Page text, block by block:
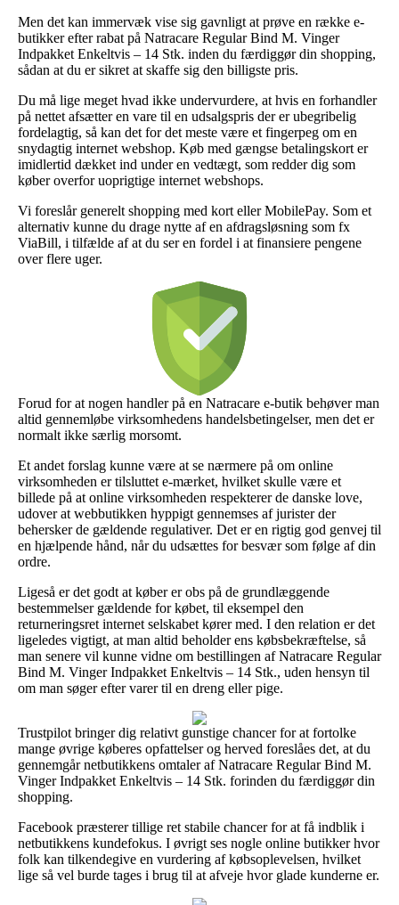
Men det kan immervæk vise sig gavnligt at prøve en række e-
butikker efter rabat på Natracare Regular Bind M. Vinger
Indpakket Enkeltvis – 14 Stk. inden du færdiggør din shopping,
sådan at du er sikret at skaffe sig den billigste pris.
Du må lige meget hvad ikke undervurdere, at hvis en forhandler
på nettet afsætter en vare til en udsalgspris der er ubegribelig
fordelagtig, så kan det for det meste være et fingerpeg om en
snydagtig internet webshop. Køb med gængse betalingskort er
imidlertid dækket ind under en vedtægt, som redder dig som
køber overfor uoprigtige internet webshops.
Vi foreslår generelt shopping med kort eller MobilePay. Som et
alternativ kunne du drage nytte af en afdragsløsning som fx
ViaBill, i tilfælde af at du ser en fordel i at finansiere pengene
over flere uger.
Forud for at nogen handler på en Natracare e-butik behøver man
altid gennemløbe virksomhedens handelsbetingelser, men det er
normalt ikke særlig morsomt.
Et andet forslag kunne være at se nærmere på om online
virksomheden er tilsluttet e-mærket, hvilket skulle være et
billede på at online virksomheden respekterer de danske love,
udover at webbutikken hyppigt gennemses af jurister der
behersker de gældende regulativer. Det er en rigtig god genvej til
en hjælpende hånd, når du udsættes for besvær som følge af din
ordre.
Ligeså er det godt at køber er obs på de grundlæggende
bestemmelser gældende for købet, til eksempel den
returneringsret internet selskabet kører med. I den relation er det
ligeledes vigtigt, at man altid beholder ens købsbekræftelse, så
man senere vil kunne vidne om bestillingen af Natracare Regular
Bind M. Vinger Indpakket Enkeltvis – 14 Stk., uden hensyn til
om man søger efter varer til en dreng eller pige.
Trustpilot bringer dig relativt gunstige chancer for at fortolke
mange øvrige køberes opfattelser og herved foreslåes det, at du
gennemgår netbutikkens omtaler af Natracare Regular Bind M.
Vinger Indpakket Enkeltvis – 14 Stk. forinden du færdiggør din
shopping.
Facebook præsterer tillige ret stabile chancer for at få indblik i
netbutikkens kundefokus. I øvrigt ses nogle online butikker hvor
folk kan tilkendegive en vurdering af købsoplevelsen, hvilket
lige så vel burde tages i brug til at afveje hvor glade kunderne er.